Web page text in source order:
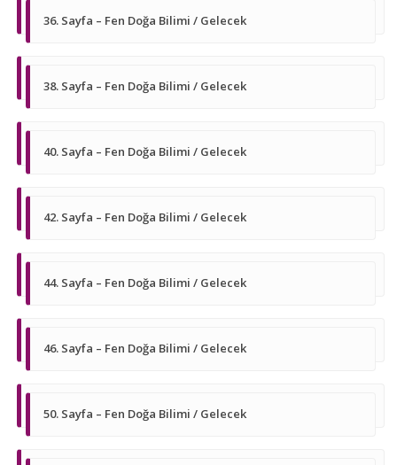
36. Sayfa – Fen Doğa Bilimi / Gelecek
38. Sayfa – Fen Doğa Bilimi / Gelecek
40. Sayfa – Fen Doğa Bilimi / Gelecek
42. Sayfa – Fen Doğa Bilimi / Gelecek
44. Sayfa – Fen Doğa Bilimi / Gelecek
46. Sayfa – Fen Doğa Bilimi / Gelecek
50. Sayfa – Fen Doğa Bilimi / Gelecek